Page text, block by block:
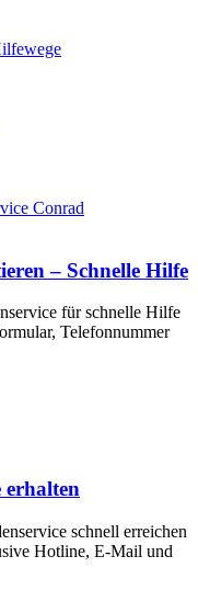
– Schnelle Hilfe
für schnelle Hilfe
Telefonnummer
schnell erreichen
Hotline, E-Mail und